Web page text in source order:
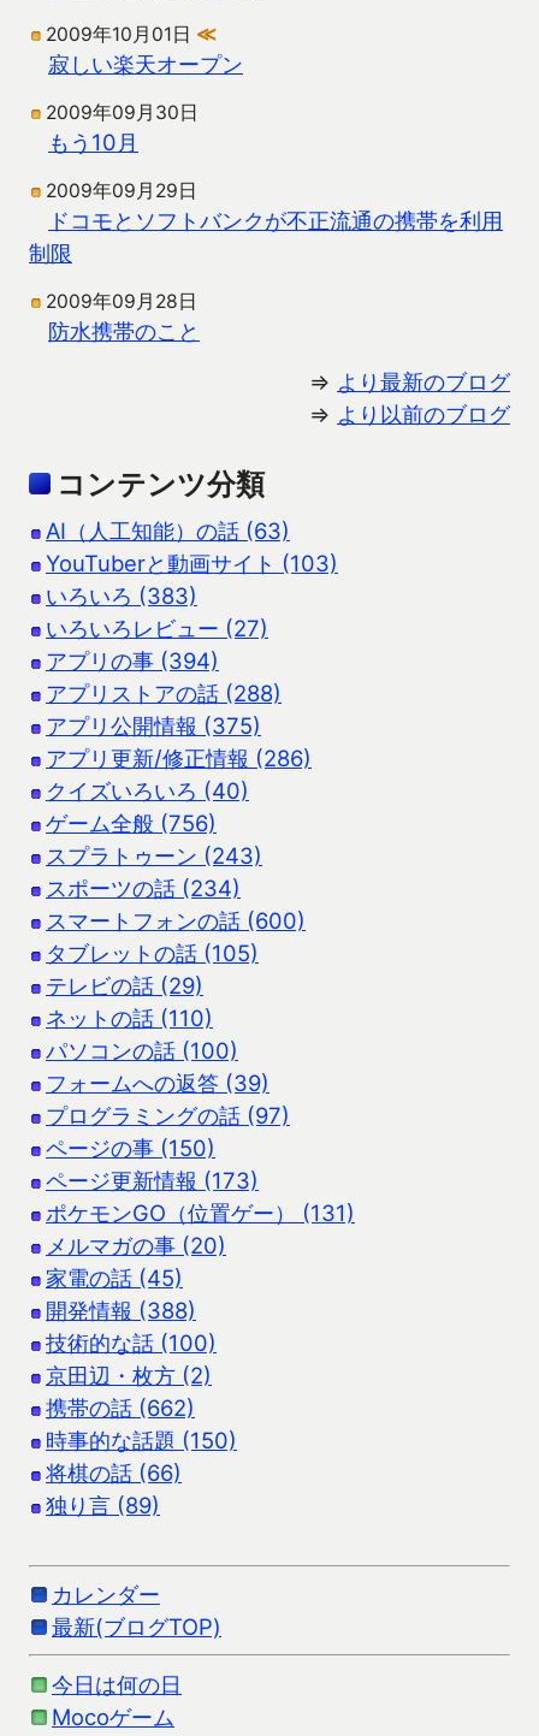
2009年10月01日 ≪
寂しい楽天オープン
2009年09月30日
もう10月
2009年09月29日
ドコモとソフトバンクが不正流通の携帯を利用
制限
2009年09月28日
防水携帯のこと
⇒ より最新のブログ
⇒ より以前のブログ
コンテンツ分類
AI（人工知能）の話 (63)
YouTuberと動画サイト (103)
いろいろ (383)
いろいろレビュー (27)
アプリの事 (394)
アプリストアの話 (288)
アプリ公開情報 (375)
アプリ更新/修正情報 (286)
クイズいろいろ (40)
ゲーム全般 (756)
スプラトゥーン (243)
スポーツの話 (234)
スマートフォンの話 (600)
タブレットの話 (105)
テレビの話 (29)
ネットの話 (110)
パソコンの話 (100)
フォームへの返答 (39)
プログラミングの話 (97)
ページの事 (150)
ページ更新情報 (173)
ポケモンGO（位置ゲー） (131)
メルマガの事 (20)
家電の話 (45)
開発情報 (388)
技術的な話 (100)
京田辺・枚方 (2)
携帯の話 (662)
時事的な話題 (150)
将棋の話 (66)
独り言 (89)
カレンダー
最新(ブログTOP)
今日は何の日
Mocoゲーム